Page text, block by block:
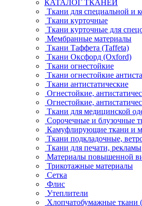
КАТАЛОГ ТКАНЕЙ
Ткани для специальной и
Ткани курточные
Ткани курточные для
Мембранные материалы
Ткани Таффета (Taffeta)
Ткани Оксфорд (Oxford)
Ткани огнестойкие
Ткани огнестойкие
Ткани антистатические
Огнестойкие,
Огнестойкие,
Ткани для медицинской
Сорочечные и блузочные
Камуфлирующие ткани и
Ткани подкладочные,
Ткани для печати, рекламы
Материалы повышенной
Трикотажные материалы
Сетка
Флис
Утеплители
Хлопчатобумажные ткани